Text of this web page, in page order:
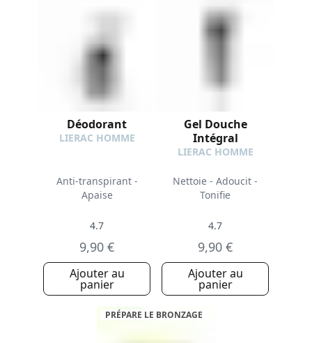
Déodorant
LIERAC HOMME
Anti-transpirant -
Apaise
4.7
9,90 €
Ajouter au
panier
Gel Douche
Intégral
LIERAC HOMME
Nettoie - Adoucit -
Tonifie
4.7
9,90 €
Ajouter au
panier
PRÉPARE LE BRONZAGE